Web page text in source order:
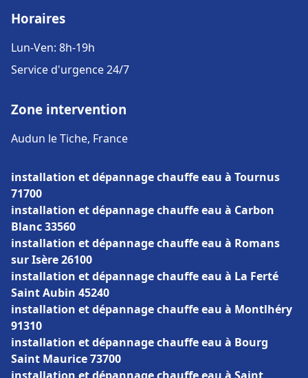
Horaires
Lun-Ven: 8h-19h
Service d'urgence 24/7
Zone intervention
Audun le Tiche, France
installation et dépannage chauffe eau à Tournus
71700
installation et dépannage chauffe eau à Carbon
Blanc 33560
installation et dépannage chauffe eau à Romans
sur Isère 26100
installation et dépannage chauffe eau à La Ferté
Saint Aubin 45240
installation et dépannage chauffe eau à Montlhéry
91310
installation et dépannage chauffe eau à Bourg
Saint Maurice 73700